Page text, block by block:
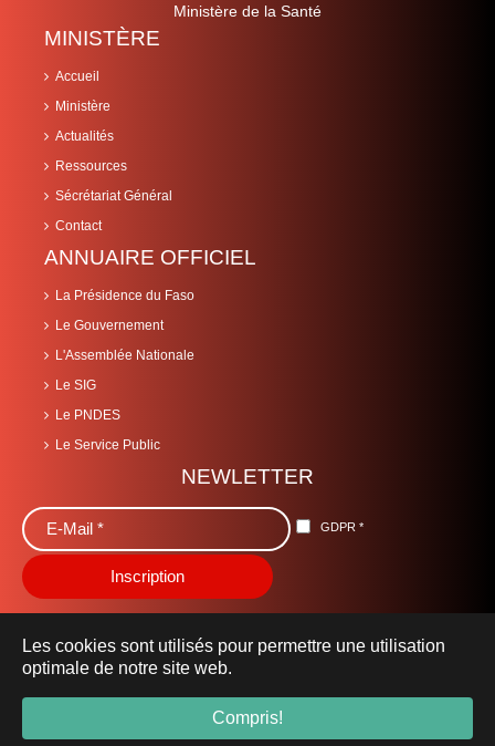
Les cookies sont utilisés pour permettre une utilisation
optimale de notre site web.
Compris!
Ministère de la Santé
MINISTÈRE
Accueil
Ministère
Actualités
Ressources
Sécrétariat Général
Contact
ANNUAIRE OFFICIEL
La Présidence du Faso
Le Gouvernement
L'Assemblée Nationale
Le SIG
Le PNDES
Le Service Public
NEWLETTER
GDPR *
Mentions Légales